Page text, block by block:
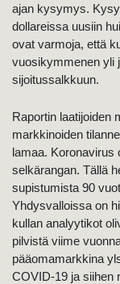
ajan kysymys.
dollareissa uusiin
ovat varmoja, että
vuosikymmenen yli
sijoitussalkkuun.
Raportin laatijoiden
markkinoiden
lamaa. Koronavirus
selkärangan. Tällä
supistumista 90
Yhdysvalloissa on
kullan analyytikot
pilvistä viime
pääomamarkkina
COVID-19 ja siihen